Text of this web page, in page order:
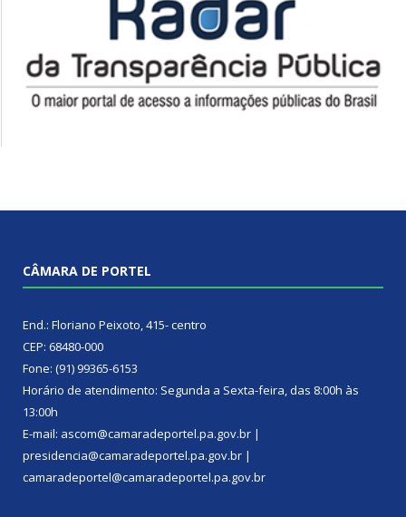
CÂMARA DE PORTEL
End.: Floriano Peixoto, 415- centro
CEP: 68480-000
Fone: (91) 99365-6153
Horário de atendimento: Segunda a Sexta-feira, das 8:00h às
13:00h
E-mail: ascom@camaradeportel.pa.gov.br |
presidencia@camaradeportel.pa.gov.br |
camaradeportel@camaradeportel.pa.gov.br